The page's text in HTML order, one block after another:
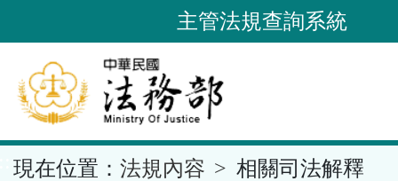
到
要
內
容
區
主管法規查詢系統
現在位置： 法規內容 相關司法解釋